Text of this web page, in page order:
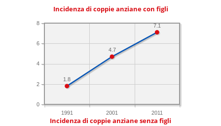
Incidenza di coppie anziane con figli
1991 2001 2011
0
2
4
6
8 7.1
4.7
1.8
Incidenza di coppie anziane senza figli